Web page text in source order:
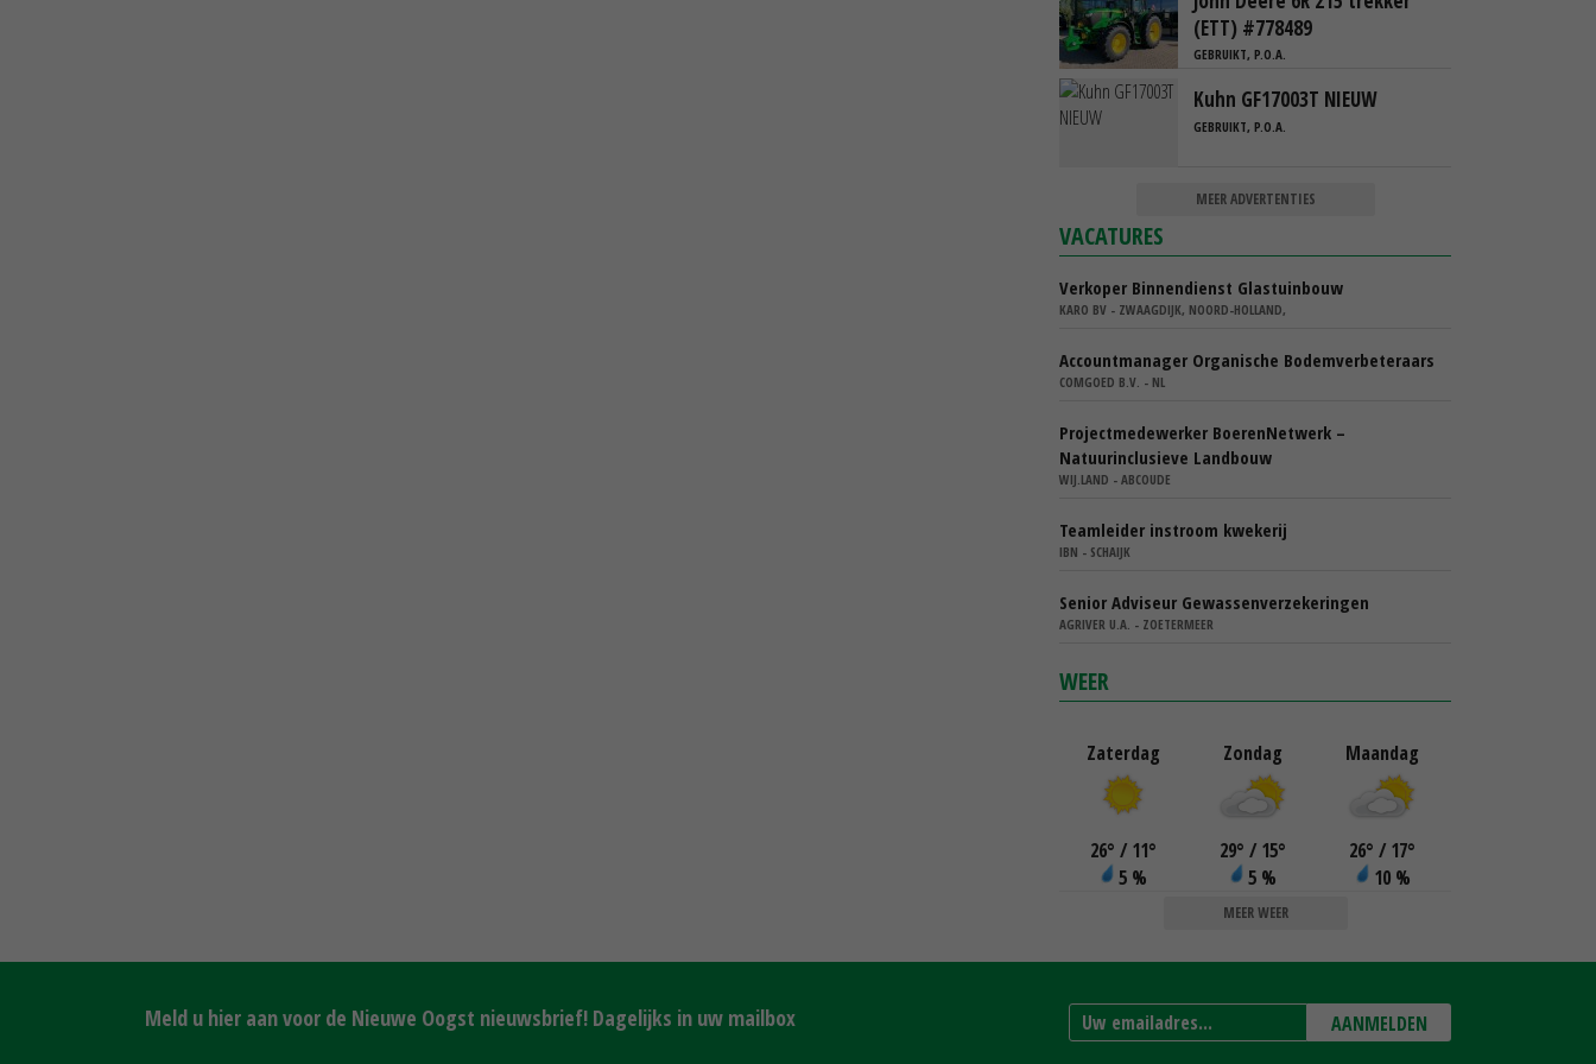
(ETT) #778489
GEBRUIKT, P.O.A.
Kuhn GF17003T NIEUW
GEBRUIKT, P.O.A.
MEER ADVERTENTIES
VACATURES
Verkoper Binnendienst Glastuinbouw
KARO BV - ZWAAGDIJK, NOORD-HOLLAND,
Accountmanager Organische Bodemverbeteraars
COMGOED B.V. - NL
Projectmedewerker BoerenNetwerk –
Natuurinclusieve Landbouw
WIJ.LAND - ABCOUDE
Teamleider instroom kwekerij
IBN - SCHAIJK
Senior Adviseur Gewassenverzekeringen
AGRIVER U.A. - ZOETERMEER
WEER
Zaterdag
26° / 11°
5 %
Zondag
29° / 15°
5 %
Maandag
26° / 17°
10 %
MEER WEER
Meld u hier aan voor de Nieuwe Oogst nieuwsbrief! Dagelijks in uw mailbox AANMELDEN